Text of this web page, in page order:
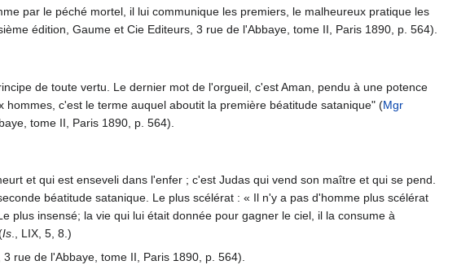
par le péché mortel, il lui communique les premiers, le malheureux pratique les
édition, Gaume et Cie Editeurs, 3 rue de l'Abbaye, tome II, Paris 1890, p. 564).
de toute vertu. Le dernier mot de l'orgueil, c'est Aman, pendu à une potence
c'est le terme auquel aboutit la première béatitude satanique" (Mgr
tome II, Paris 1890, p. 564).
et qui est enseveli dans l'enfer ; c'est Judas qui vend son maître et qui se pend.
béatitude satanique. Le plus scélérat : « Il n'y a pas d'homme plus scélérat
plus insensé; la vie qui lui était donnée pour gagner le ciel, il la consume à
Is., LIX, 5, 8.)
rue de l'Abbaye, tome II, Paris 1890, p. 564).